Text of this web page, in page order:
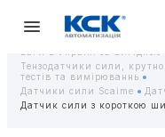
Головна Обладнання
Тензодатчики та
Тензодатчики сили,
тестів та вимірюваннь
Датчики сили Scaime
Датчик сили з короткою